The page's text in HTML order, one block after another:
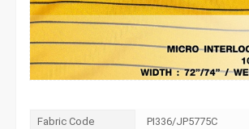
Fabric Code PI336/JP5775C